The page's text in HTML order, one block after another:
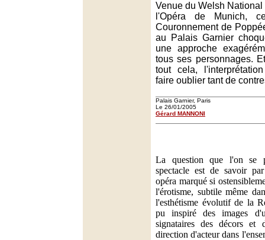
Venue du Welsh
l'Opéra de Munich,
Couronnement de
au Palais Garnier
une approche
tous ses personnages.
tout cela,
faire oublier tant de
Palais Garnier, Paris
Le 26/01/2005
Gérard MANNONI
La question que l'on se
spectacle est de savoir
opéra marqué si
l'érotisme, subtile même
l'esthétisme évolutif de la
pu inspiré des images
signataires des décors et
direction d'acteur dans